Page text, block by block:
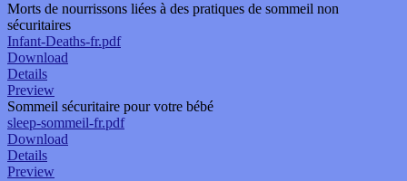
Morts de nourrissons liées à des pratiques de sommeil non
sécuritaires
Infant-Deaths-fr.pdf
Download
Details
Preview
Sommeil sécuritaire pour votre bébé
sleep-sommeil-fr.pdf
Download
Details
Preview